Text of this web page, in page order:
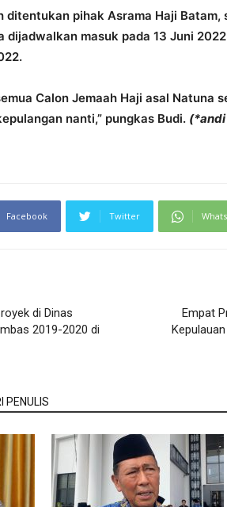
ditentukan pihak Asrama Haji Batam,
dijadwalkan masuk pada 13 Juni
Calon Jemaah Haji asal Natuna
nanti,” pungkas Budi.
Facebook Twitter
di Dinas
2019-2020 di
Empat
PENULIS